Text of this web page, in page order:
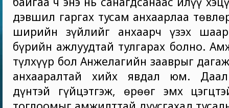
дэвшил гаргах тусам анхаарлаа
ширийн зүйлийг анхаарч үзэх
бүрийн ажлуудтай тулгарах болно.
түлхүүр бол Анжелагийн зааврыг
анхааралтай хийх явдал юм.
дүнтэй гүйцэтгэж, өрөөг эмх